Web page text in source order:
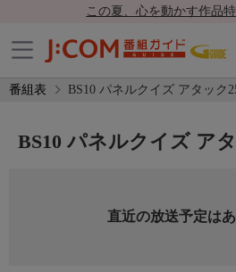
この夏、心を動かす作品
番組表 BS10 パネルクイズ アタック
BS10 パネルクイズ ア
直近の放送予定は